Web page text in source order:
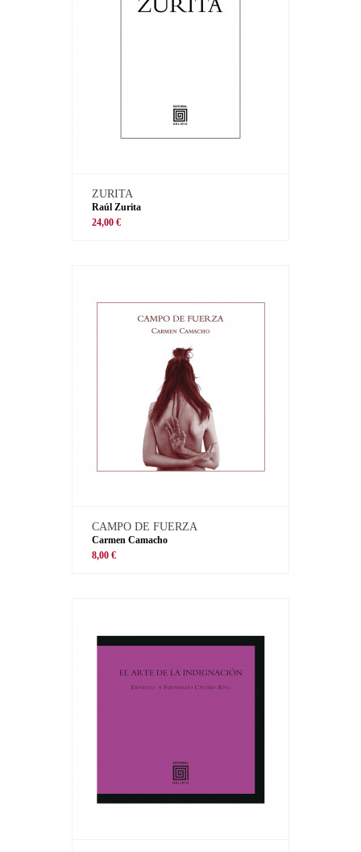
ZURITA
Raúl Zurita
24,00 €
CAMPO DE FUERZA
Carmen Camacho
8,00 €